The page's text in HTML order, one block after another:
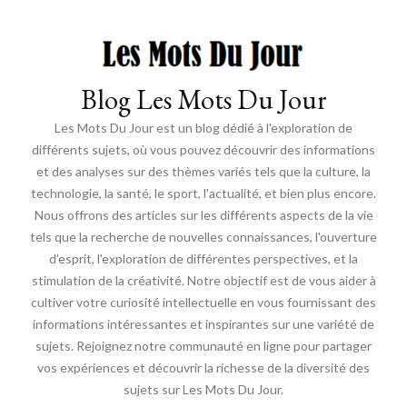
Blog Les Mots Du Jour
Les Mots Du Jour est un blog dédié à l'exploration de
différents sujets, où vous pouvez découvrir des informations
et des analyses sur des thèmes variés tels que la culture, la
technologie, la santé, le sport, l'actualité, et bien plus encore.
Nous offrons des articles sur les différents aspects de la vie
tels que la recherche de nouvelles connaissances, l'ouverture
d'esprit, l'exploration de différentes perspectives, et la
stimulation de la créativité. Notre objectif est de vous aider à
cultiver votre curiosité intellectuelle en vous fournissant des
informations intéressantes et inspirantes sur une variété de
sujets. Rejoignez notre communauté en ligne pour partager
vos expériences et découvrir la richesse de la diversité des
sujets sur Les Mots Du Jour.